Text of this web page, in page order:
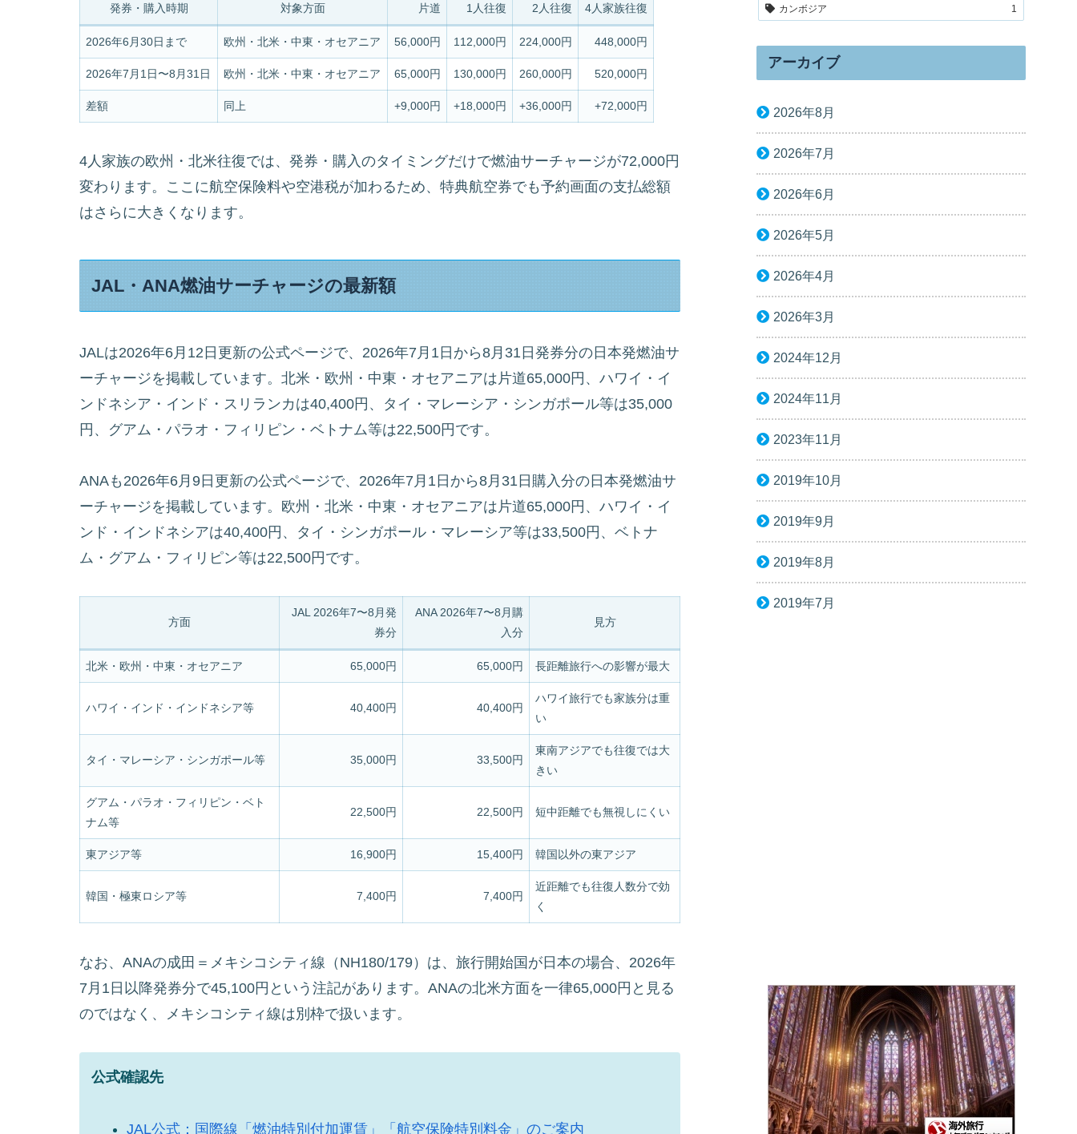
発券・購入時期 対象方面 片道 1人往復 2人往復 4人家族往復
2026年6月30日まで 欧州・北米・中東・オセアニア 56,000円 112,000円 224,000円 448,000円
2026年7月1日〜8月31日 欧州・北米・中東・オセアニア 65,000円 130,000円 260,000円 520,000円
差額 同上 +9,000円 +18,000円 +36,000円 +72,000円
4人家族の欧州・北米往復では、発券・購入のタイミングだけで燃油サーチャージが72,000円
変わります。ここに航空保険料や空港税が加わるため、特典航空券でも予約画面の支払総額
はさらに大きくなります。
JAL・ANA燃油サーチャージの最新額
JALは2026年6月12日更新の公式ページで、2026年7月1日から8月31日発券分の日本発燃油サ
ーチャージを掲載しています。北米・欧州・中東・オセアニアは片道65,000円、ハワイ・イ
ンドネシア・インド・スリランカは40,400円、タイ・マレーシア・シンガポール等は35,000
円、グアム・パラオ・フィリピン・ベトナム等は22,500円です。
ANAも2026年6月9日更新の公式ページで、2026年7月1日から8月31日購入分の日本発燃油サ
ーチャージを掲載しています。欧州・北米・中東・オセアニアは片道65,000円、ハワイ・イ
ンド・インドネシアは40,400円、タイ・シンガポール・マレーシア等は33,500円、ベトナ
ム・グアム・フィリピン等は22,500円です。
方面
JAL 2026年7〜8月発
券分
ANA 2026年7〜8月購
入分
見方
北米・欧州・中東・オセアニア 65,000円 65,000円 長距離旅行への影響が最大
ハワイ・インド・インドネシア等 40,400円 40,400円
ハワイ旅行でも家族分は重
い
タイ・マレーシア・シンガポール等 35,000円 33,500円
東南アジアでも往復では大
きい
グアム・パラオ・フィリピン・ベト
ナム等
22,500円 22,500円 短中距離でも無視しにくい
東アジア等 16,900円 15,400円 韓国以外の東アジア
韓国・極東ロシア等 7,400円 7,400円
近距離でも往復人数分で効
く
なお、ANAの成田＝メキシコシティ線（NH180/179）は、旅行開始国が日本の場合、2026年
7月1日以降発券分で45,100円という注記があります。ANAの北米方面を一律65,000円と見る
のではなく、メキシコシティ線は別枠で扱います。
公式確認先
JAL公式：国際線「燃油特別付加運賃」「航空保険特別料金」のご案内
カンボジア 1
アーカイブ
2026年8月
2026年7月
2026年6月
2026年5月
2026年4月
2026年3月
2024年12月
2024年11月
2023年11月
2019年10月
2019年9月
2019年8月
2019年7月